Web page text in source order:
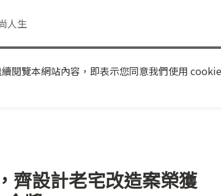
人生
閱覽本網站內容，即表示您同意我們使用
齊設計老宅改造案榮獲